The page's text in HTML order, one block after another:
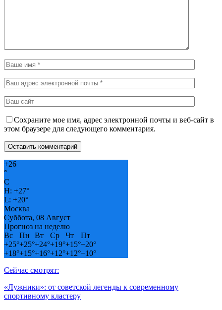
Сохраните мое имя, адрес электронной почты и веб-сайт в
этом браузере для следующего комментария.
+26
°
C
H: +27°
L: +20°
Москва
Суббота, 08 Август
Прогноз на неделю
Вс
Пн Вт Ср Чт
Пт
+25°+25°+24°+19°+15°+20°
+18°+15°+16°+12°+12°+10°
Сейчас смотрят:
«Лужники»: от советской легенды к современному
спортивному кластеру